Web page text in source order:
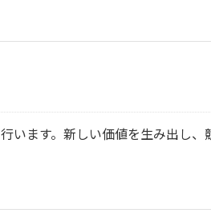
います。新しい価値を生み出し、